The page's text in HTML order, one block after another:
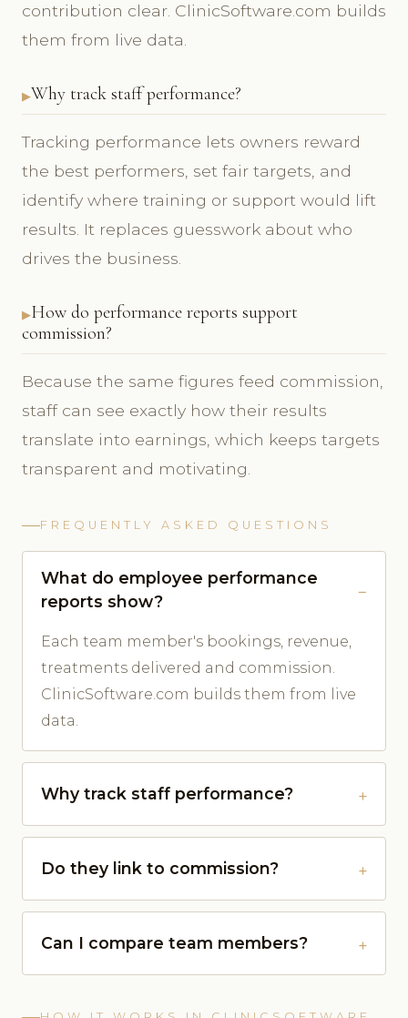
contribution clear. ClinicSoftware.com builds
them from live data.
Why track staff performance?
Tracking performance lets owners reward
the best performers, set fair targets, and
identify where training or support would lift
results. It replaces guesswork about who
drives the business.
How do performance reports support
commission?
Because the same figures feed commission,
staff can see exactly how their results
translate into earnings, which keeps targets
transparent and motivating.
FREQUENTLY ASKED QUESTIONS
What do employee performance
reports show?
Each team member's bookings, revenue,
treatments delivered and commission.
ClinicSoftware.com builds them from live
data.
Why track staff performance?
Do they link to commission?
Can I compare team members?